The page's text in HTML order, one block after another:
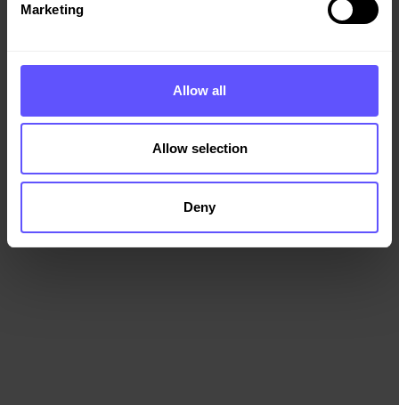
Marketing
Allow all
Allow selection
Deny